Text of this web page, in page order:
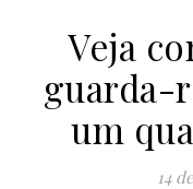
Veja
guarda-
um
14